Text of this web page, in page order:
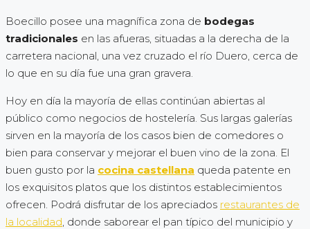
Boecillo posee una magnífica zona de bodegas
tradicionales en las afueras, situadas a la derecha de la
carretera nacional, una vez cruzado el río Duero, cerca de
lo que en su día fue una gran gravera.
Hoy en día la mayoría de ellas continúan abiertas al
público como negocios de hostelería. Sus largas galerías
sirven en la mayoría de los casos bien de comedores o
bien para conservar y mejorar el buen vino de la zona. El
buen gusto por la cocina castellana queda patente en
los exquisitos platos que los distintos establecimientos
ofrecen. Podrá disfrutar de los apreciados restaurantes de
la localidad , donde saborear el pan típico del municipio y